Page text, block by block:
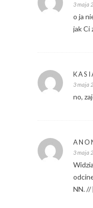
3 maja
o ja
jak Ci
3 maja
no,
3 maja
NN. //